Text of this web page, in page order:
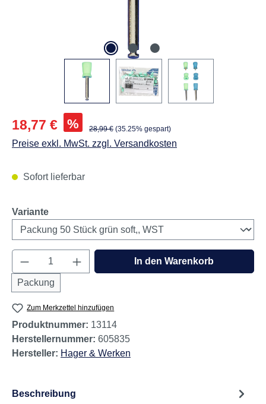
Abbildungen können vom Original abweichen.
Verkaufspreis:
18,77 € % Regulärer Preis:
28,99 € (35.25% gespart)
Preise exkl. MwSt. zzgl. Versandkosten
Sofort lieferbar
Varianteauswählen
Produkt Anzahl: Gib den gewünschten
Packung
In den Warenkorb
Zum Merkzettel hinzufügen
Produktnummer: 13114
Herstellernummer: 605835
Hersteller: Hager & Werken
Beschreibung